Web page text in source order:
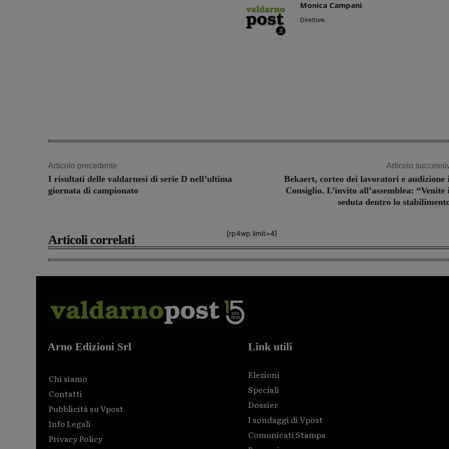
Monica Campani
Direttore
Articolo precedente
I risultati delle valdarnesi di serie D nell’ultima
giornata di campionato
Articolo
Bekaert, corteo dei lavoratori e audizione
Consiglio. L’invito all’assemblea: “Venite
seduta dentro lo
[rp4wp limit=4]
Articoli correlati
Arno Edizioni Srl
Chi siamo
Contatti
Pubblicità su Vpost
Info Legali
Privacy Policy
Link utili
Elezioni
Speciali
Dossier
I sondaggi di Vpost
Comunicati Stampa